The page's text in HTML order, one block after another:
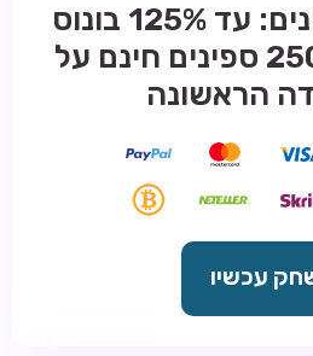
בונוס קבלת פנים: עד 125% בונוס
עד €450 + 250 ספינים חינם על
הראשונה
עכשיו